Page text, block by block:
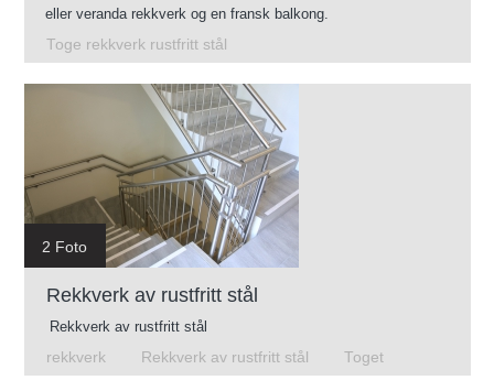
eller veranda rekkverk og en fransk balkong.
Toge rekkverk rustfritt stål
2 Foto
Rekkverk av rustfritt stål
Rekkverk av rustfritt stål
rekkverk
Rekkverk av rustfritt stål Toget